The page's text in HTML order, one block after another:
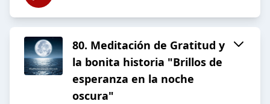
80. Meditación de Gratitud y
la bonita historia "Brillos de
esperanza en la noche
oscura"